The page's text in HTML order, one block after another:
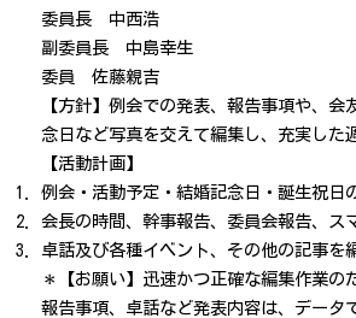
委員長 中西浩
副委員長 中島幸生
委員 佐藤親吉
【方針】例会での発表、報告事項や、会
念日など写真を交えて編集し、充実した
【活動計画】
例会・活動予定・結婚記念日・誕生祝日
会長の時間、幹事報告、委員会報告、ス
卓話及び各種イベント、その他の記事を
＊【お願い】迅速かつ正確な編集作業の
報告事項、卓話など発表内容は、データ